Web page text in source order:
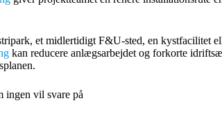
et midlertidigt F&U-sted, en kystfacilitet
kan reducere anlægsarbejdet og forkorte
ingen vil svare på